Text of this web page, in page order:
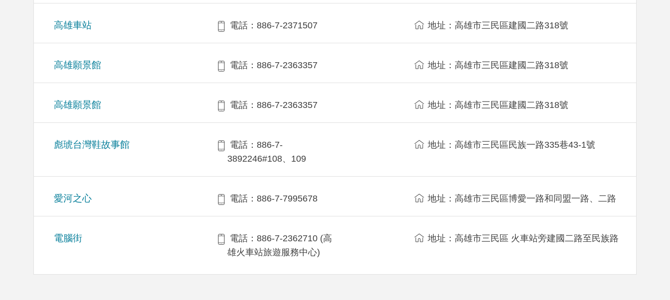
高雄車站 電話：886-7-2371507 地址：高雄市三民區建國二路318號
高雄願景館 電話：886-7-2363357 地址：高雄市三民區建國二路318號
高雄願景館 電話：886-7-2363357 地址：高雄市三民區建國二路318號
彪琥台灣鞋故事館
電話：886-7-
3892246#108、109
地址：高雄市三民區民族一路335巷43-1號
愛河之心 電話：886-7-7995678 地址：高雄市三民區博愛一路和同盟一路、二路
電腦街
電話：886-7-2362710 (高
雄火車站旅遊服務中心)
地址：高雄市三民區 火車站旁建國二路至民族路